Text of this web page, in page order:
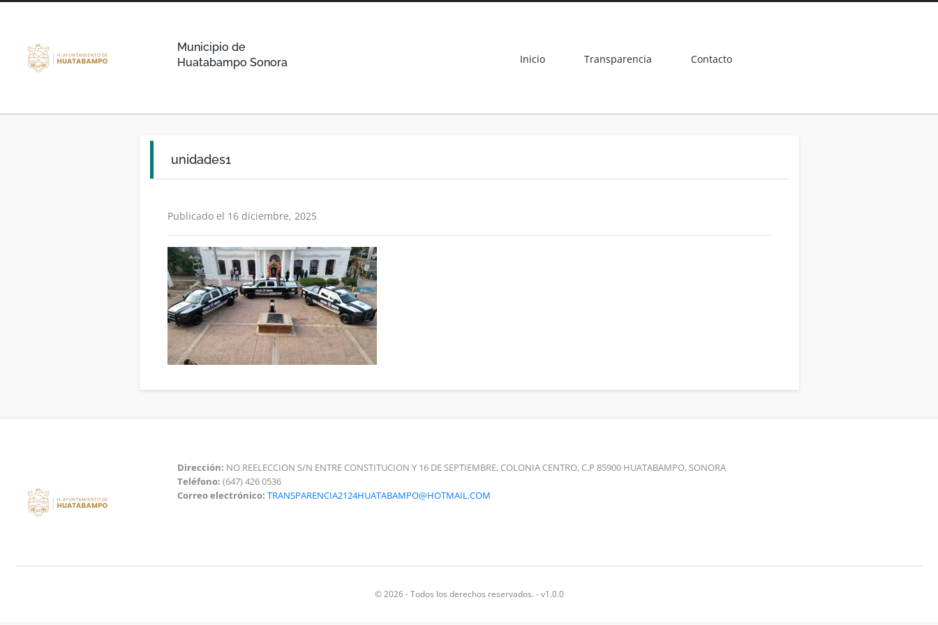
Municipio de
Huatabampo Sonora
Inicio Transparencia Contacto
unidades1
Publicado el 16 diciembre, 2025
Dirección: NO REELECCION S/N ENTRE CONSTITUCION Y 16 DE SEPTIEMBRE, COLONIA CENTRO, C.P 85900 HUATABAMPO, SONORA
Teléfono: (647) 426 0536
Correo electrónico: TRANSPARENCIA2124HUATABAMPO@HOTMAIL.COM
© 2026 - Todos los derechos reservados. - v1.0.0